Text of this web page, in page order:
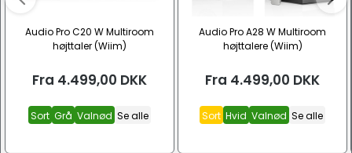
Audio Pro C20 W Multiroom
højttaler (Wiim)
Fra 4.499,00 DKK
Sort Grå Valnød Se alle
Audio Pro A28 W Multiroom
højttalere (Wiim)
Fra 4.499,00 DKK
Sort Hvid Valnød Se alle